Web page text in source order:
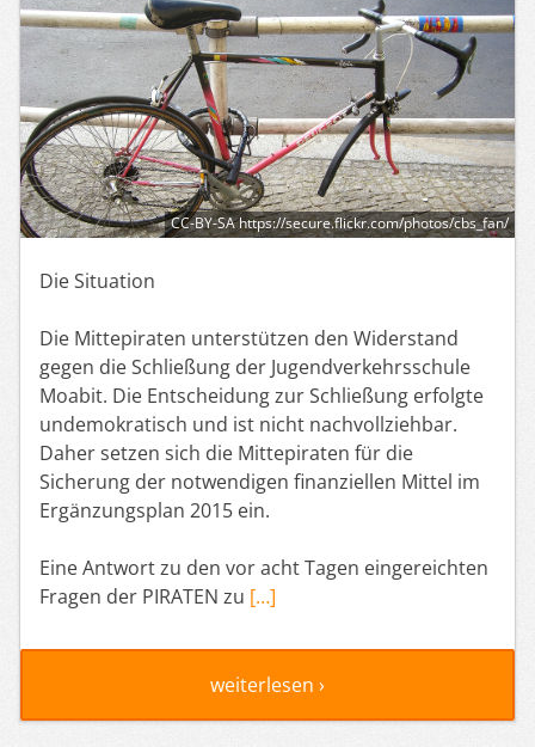
CC-BY-SA https://secure.flickr.com/photos/cbs_fan/
Die Situation
Die Mittepiraten unterstützen den Widerstand
gegen die Schließung der Jugendverkehrsschule
Moabit. Die Entscheidung zur Schließung erfolgte
undemokratisch und ist nicht nachvollziehbar.
Daher setzen sich die Mittepiraten für die
Sicherung der notwendigen finanziellen Mittel im
Ergänzungsplan 2015 ein.
Eine Antwort zu den vor acht Tagen eingereichten
Fragen der PIRATEN zu […]
weiterlesen ›